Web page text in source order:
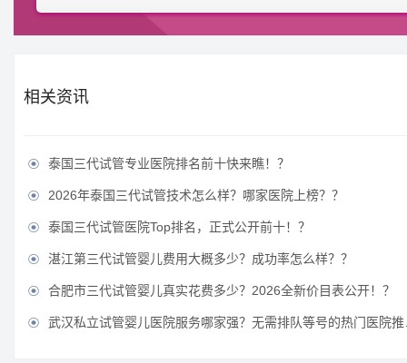
相关资讯
 泰国三代试管专业医院排名前十快来瞧！？
 2026年泰国三代试管技术怎么样？哪家医院上榜？？
 泰国三代试管医院Top排名，正式公开前十！？
 湛江第三代试管婴儿费用大概多少？成功率怎么样？？
 合肥市三代试管婴儿真实花费多少？2026全新价目表公开！？
 武汉私立试管婴儿医院服务哪家强？无需排队等号的热门医院推荐？